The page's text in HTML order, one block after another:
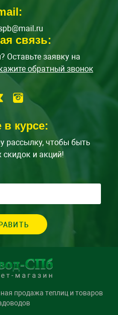
связь:
Оставьте заявку на
обратный звонок
в курсе:
рассылку, чтобы быть
скидок и акций!
продажа теплиц и товаров